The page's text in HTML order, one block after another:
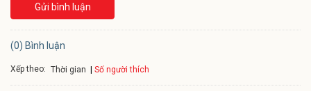
Gửi bình luận
(0) Bình luận
Xếp theo: Thời gian Số người thích